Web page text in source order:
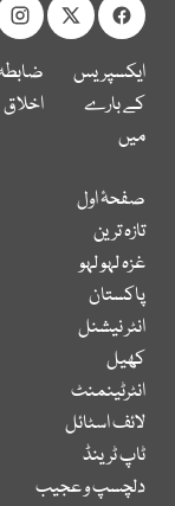
ایکسپریس
کے بارے
میں
اخلاق
صفحۂ اول
تازہ ترین
غزہ لہو لہو
پاکستان
انٹر نیشنل
کھیل
انٹرٹینمنٹ
لائف اسٹائل
ٹاپ ٹرینڈ
دلچسپ و عجیب